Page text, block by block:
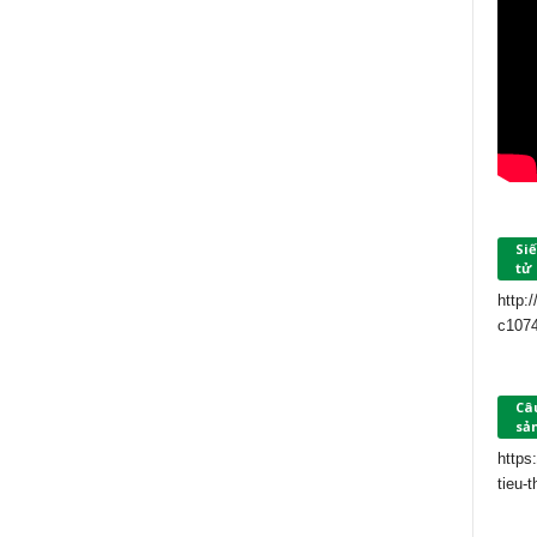
tử
tieu-